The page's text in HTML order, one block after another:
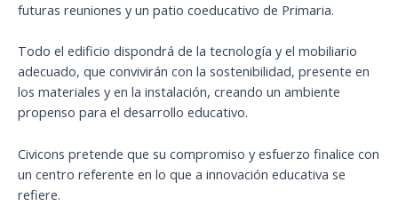
futuras reuniones y un patio coeducativo de Primaria.
Todo el edificio dispondrá de la tecnología y el mobiliario
adecuado, que convivirán con la sostenibilidad, presente en
los materiales y en la instalación, creando un ambiente
propenso para el desarrollo educativo.
Civicons pretende que su compromiso y esfuerzo finalice con
un centro referente en lo que a innovación educativa se
refiere.